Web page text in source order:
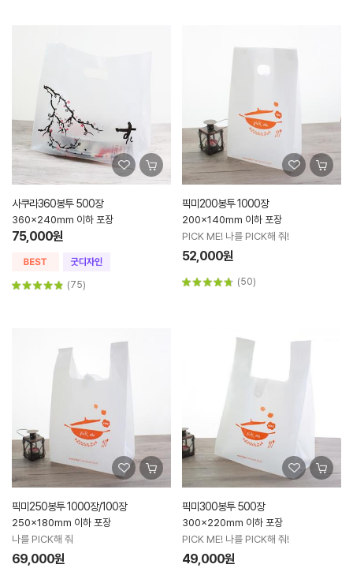
사쿠라360봉투 500장
360x240mm 이하 포장
75,000원
(75)
픽미200봉투 1000장
200x140mm 이하 포장
PICK ME! 나를 PICK해 줘!
52,000원
(50)
픽미250봉투 1000장/100장
250x180mm 이하 포장
나를 PICK해 줘
69,000원
픽미300봉투 500장
300x220mm 이하 포장
PICK ME! 나를 PICK해 줘!
49,000원